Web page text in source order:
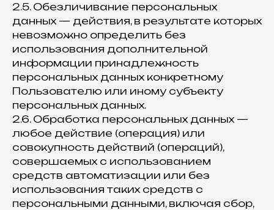
2.5. Обезличивание персональных
данных — действия, в результате которых
невозможно определить без
использования дополнительной
информации принадлежность
персональных данных конкретному
Пользователю или иному субъекту
персональных данных.
2.6. Обработка персональных данных —
любое действие (операция) или
совокупность действий (операций),
совершаемых с использованием
средств автоматизации или без
использования таких средств с
персональными данными, включая сбор,